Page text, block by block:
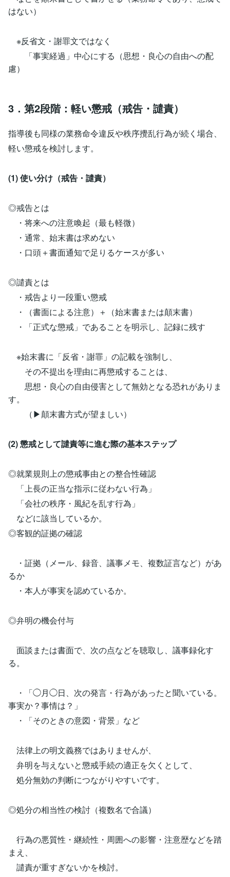
はない）
※反省文・謝罪文ではなく
「事実経過」中心にする（思想・良心の自由への配
慮）
3．第2段階：軽い懲戒（戒告・譴責）
指導後も同様の業務命令違反や秩序攪乱行為が続く場合、
軽い懲戒を検討します。
(1) 使い分け（戒告・譴責）
◎戒告とは
・将来への注意喚起（最も軽微）
・通常、始末書は求めない
・口頭＋書面通知で足りるケースが多い
◎譴責とは
・戒告より一段重い懲戒
・（書面による注意）＋（始末書または顛末書）
・「正式な懲戒」であることを明示し、記録に残す
※始末書に「反省・謝罪」の記載を強制し、
その不提出を理由に再懲戒することは、
思想・良心の自由侵害として無効となる恐れがありま
す。
（▶顛末書方式が望ましい）
(2) 懲戒として譴責等に進む際の基本ステップ
◎就業規則上の懲戒事由との整合性確認
「上長の正当な指示に従わない行為」
「会社の秩序・風紀を乱す行為」
などに該当しているか。
◎客観的証拠の確認
・証拠（メール、録音、議事メモ、複数証言など）があ
るか
・本人が事実を認めているか。
◎弁明の機会付与
面談または書面で、次の点などを聴取し、議事録化す
る。
・「◯月◯日、次の発言・行為があったと聞いている。
事実か？事情は？」
・「そのときの意図・背景」など
法律上の明文義務ではありませんが、
弁明を与えないと懲戒手続の適正を欠くとして、
処分無効の判断につながりやすいです。
◎処分の相当性の検討（複数名で合議）
行為の悪質性・継続性・周囲への影響・注意歴などを踏
まえ、
譴責が重すぎないかを検討。